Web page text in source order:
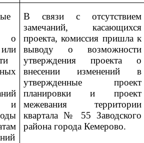
о
или
и
В связи с отсутствием
замечаний, касающихся
проекта, комиссия пришла к
выводу о возможности
утверждения проекта о
внесении изменений в
утвержденные проект
планировки и проект
межевания территории
квартала № 55 Заводского
района города Кемерово.